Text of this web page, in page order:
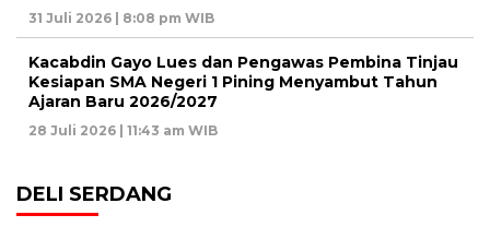
31 Juli 2026 | 8:08 pm WIB
Kacabdin Gayo Lues dan Pengawas Pembina Tinjau
Kesiapan SMA Negeri 1 Pining Menyambut Tahun
Ajaran Baru 2026/2027
28 Juli 2026 | 11:43 am WIB
DELI SERDANG